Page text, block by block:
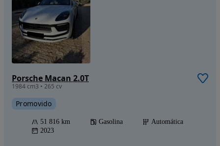
Porsche Macan 2.0T
1984 cm3 • 265 cv
Promovido
51 816 km Gasolina
Automática
2023